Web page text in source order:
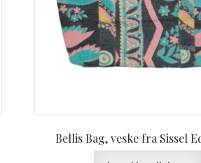
Bellis Bag, veske fra Sissel